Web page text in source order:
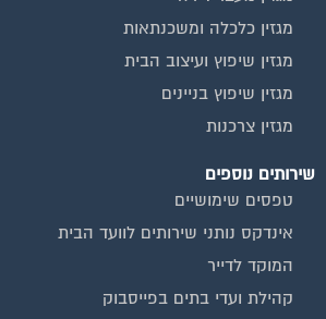
מגזין כלכלה ומשכנתאות
מגזין שיפוץ ועיצוב הבית
מגזין שיפוץ בניינים
מגזין צרכנות
שירותים נוספים
טפסים שימושיים
אינדקס נותני שירותים לוועד הבית
המוקד לדייר
קהילת ועדי בתים בפייסבוק